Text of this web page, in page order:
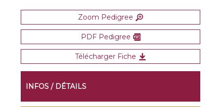
Zoom Pedigree
PDF Pedigree
Télécharger Fiche
INFOS / DÉTAILS